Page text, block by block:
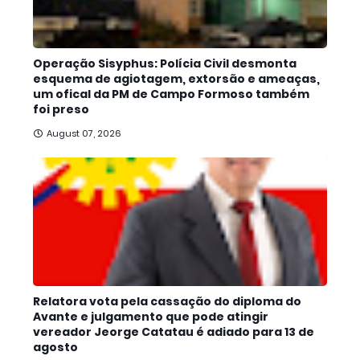
Operação Sisyphus: Polícia Civil desmonta
esquema de agiotagem, extorsão e ameaças,
um ofical da PM de Campo Formoso também
foi preso
August 07, 2026
Relatora vota pela cassação do diploma do
Avante e julgamento que pode atingir
vereador Jeorge Catatau é adiado para 13 de
agosto